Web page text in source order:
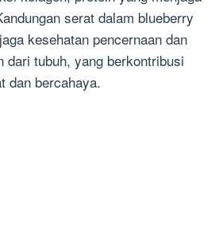
serat dalam blueberry
kesehatan pencernaan dan
dari tubuh, yang berkontribusi
dan bercahaya.